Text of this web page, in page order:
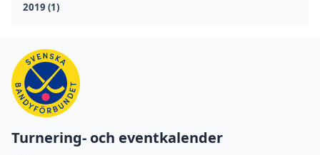
2019 (1)
Turnering- och eventkalender